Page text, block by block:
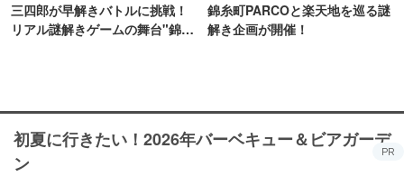
三四郎が早解きバトルに挑戦！
リアル謎解きゲームの舞台"錦糸
錦糸町PARCOと楽天地を巡る謎
解き企画が開催！
初夏に行きたい！2026年バーベキュー＆ビアガーデ
ン
PR